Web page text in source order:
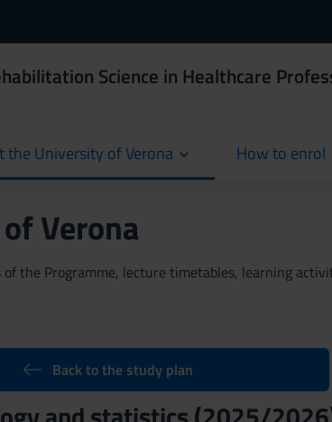
Science in Healthcare
the University of Verona How to enrol
Verona
the Programme, lecture timetables, learning
Back to the study plan